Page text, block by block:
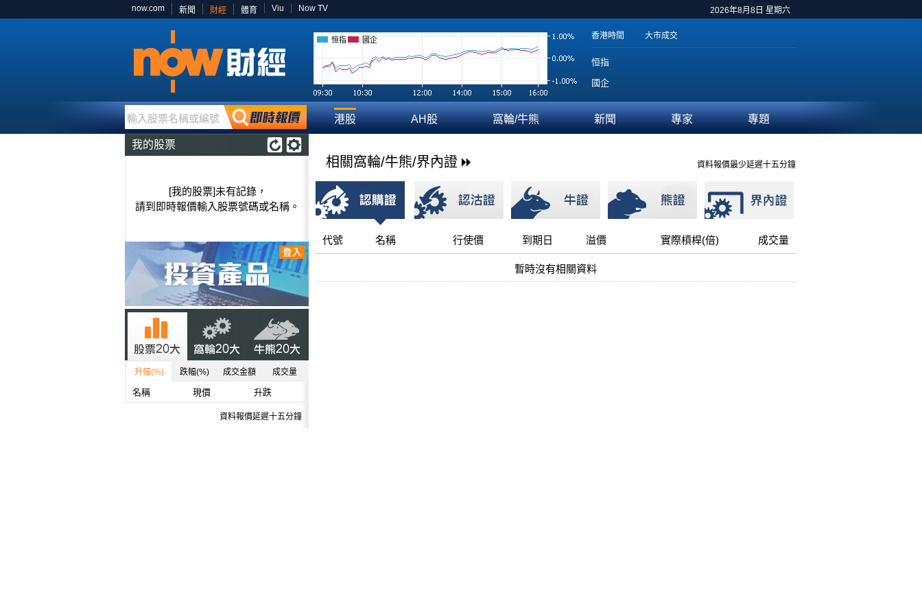
2026年8月8日 星期六
now.com 新聞 財經 體育 Viu Now TV
恒指 國企 香港時間 大市成交
恒指
國企
輸入股票名稱或編號 港股 AH股 窩輪/牛熊 新聞 專家 專題
我的股票
[我的股票]未有記錄，
請到即時報價輸入股票號碼或名稱。
升幅(%) 跌幅(%) 成交金額 成交量
名稱 現價 升跌
資料報價延遲十五分鐘
資料報價最少延遲十五分鐘
相關窩輪/牛熊/界內證
代號 名稱 行使價 到期日 溢價 實際槓桿(倍) 成交量
暫時沒有相關資料